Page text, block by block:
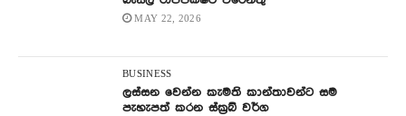
MAY 22, 2026
BUSINESS
ලස්සන වෙන්න කැමති කාන්තාවන්ට සම
පැහැපත් කරන ස්ක්‍රබ් වර්ග